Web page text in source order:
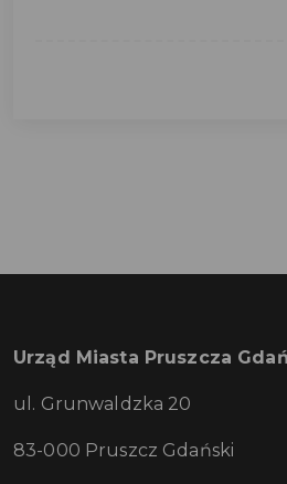
Urząd Miasta Pruszcza
ul. Grunwaldzka 20
83-000 Pruszcz Gdański